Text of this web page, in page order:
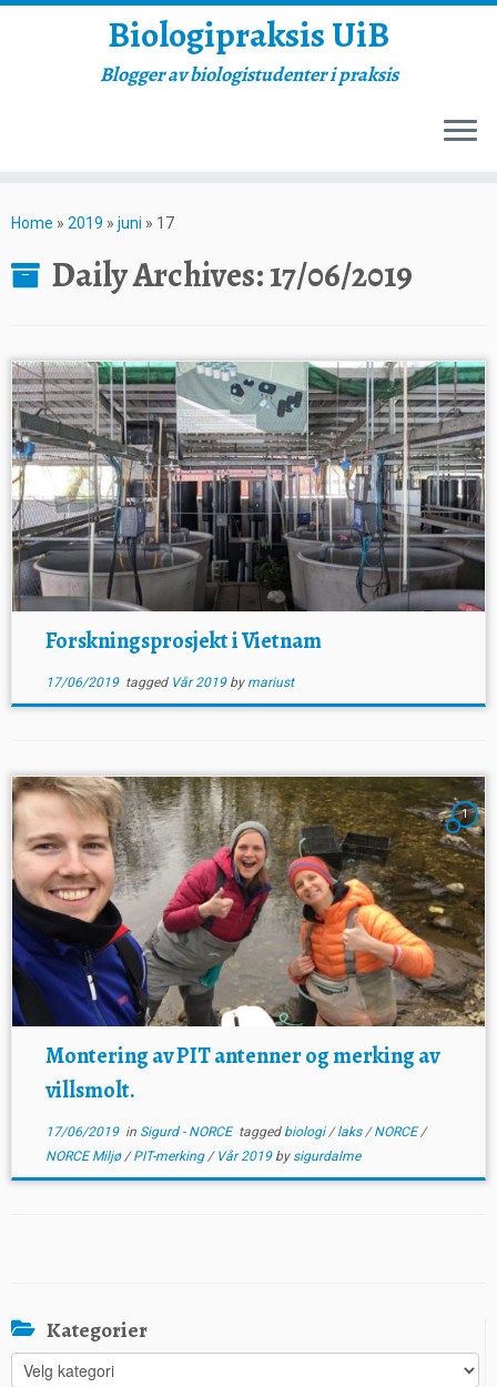
to
Biologipraksis UiB
Blogger av biologistudenter i praksis
Home » 2019 » juni » 17
Daily Archives:17/06/2019
Forskningsprosjekt i Vietnam
17/06/2019tagged Vår 2019 by mariust
1
Montering av PIT antenner og merking av
villsmolt.
17/06/2019in Sigurd - NORCE tagged biologi/laks/NORCE/
NORCE Miljø/PIT-merking/ Vår 2019 by sigurdalme
Kategorier
Kategorier